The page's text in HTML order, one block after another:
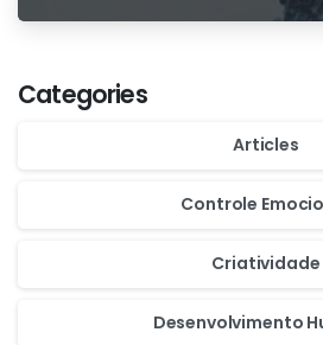
Categories
Articles
Controle
Criatividade
Desenvolvimento